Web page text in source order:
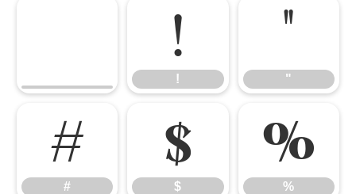
!
!
"
"
#
#
$
$
%
%